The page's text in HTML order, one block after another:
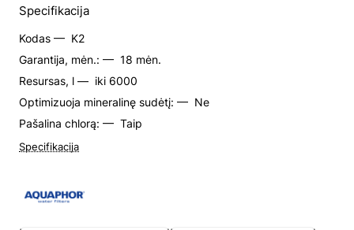
Specifikacija
Kodas — K2
Garantija, mėn.: — 18 mėn.
Resursas, l — iki 6000
Optimizuoja mineralinę sudėtį: — Ne
Pašalina chlorą: — Taip
Specifikacija